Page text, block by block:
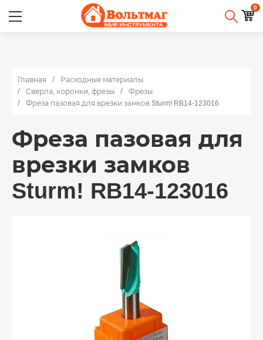
0
Главная
Расходные материалы
Сверла, коронки, фрезы
Фрезы
Фреза пазовая для врезки замков Sturm! RB14-123016
Фреза пазовая для
врезки замков
Sturm! RB14-123016